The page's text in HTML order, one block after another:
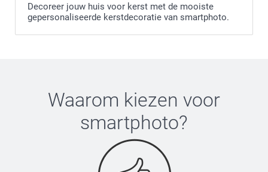
Decoreer jouw huis voor kerst met de mooiste
gepersonaliseerde kerstdecoratie van smartphoto.
Waarom kiezen voor
smartphoto?